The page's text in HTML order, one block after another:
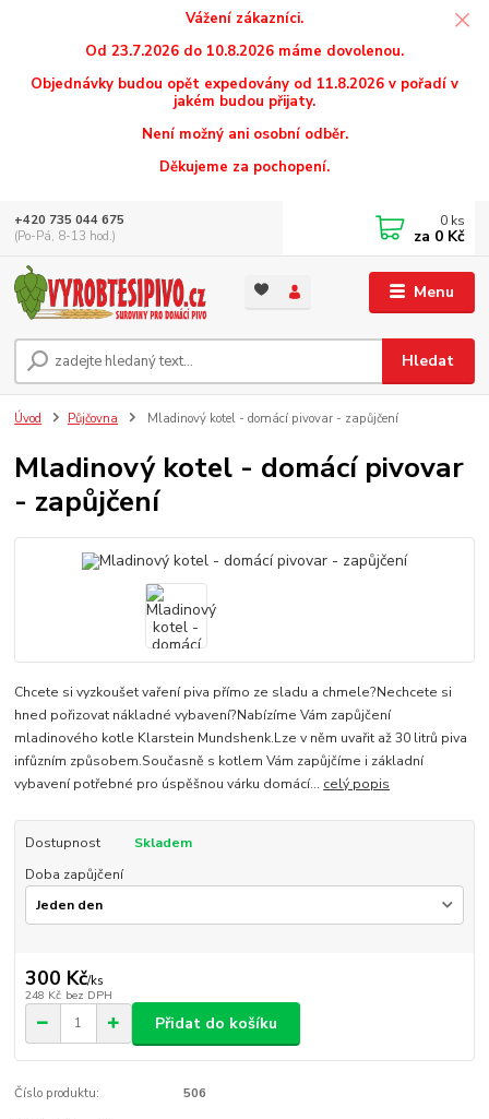
Vážení zákazníci.
Od 23.7.2026 do 10.8.2026 máme dovolenou.
Objednávky budou opět expedovány od 11.8.2026 v pořadí v
jakém budou přijaty.
Není možný ani osobní odběr.
Děkujeme za pochopení.
Menu
Hledat
+420 735 044 675
(Po-Pá, 8-13 hod.)
0 ks
za 0 Kč
Úvod Půjčovna Mladinový kotel - domácí pivovar - zapůjčení
Mladinový kotel - domácí pivovar
- zapůjčení
Chcete si vyzkoušet vaření piva přímo ze sladu a chmele?Nechcete si
hned pořizovat nákladné vybavení?Nabízíme Vám zapůjčení
mladinového kotle Klarstein Mundshenk.Lze v něm uvařit až 30 litrů piva
infůzním způsobem.Současně s kotlem Vám zapůjčíme i základní
vybavení potřebné pro úspěšnou várku domácí... celý popis
Dostupnost
Skladem
Doba zapůjčení
300 Kč/ks
248 Kč bez DPH
Přidat do košíku
Číslo produktu: 506